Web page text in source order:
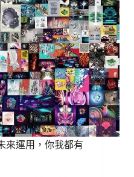
來運用，你我都有